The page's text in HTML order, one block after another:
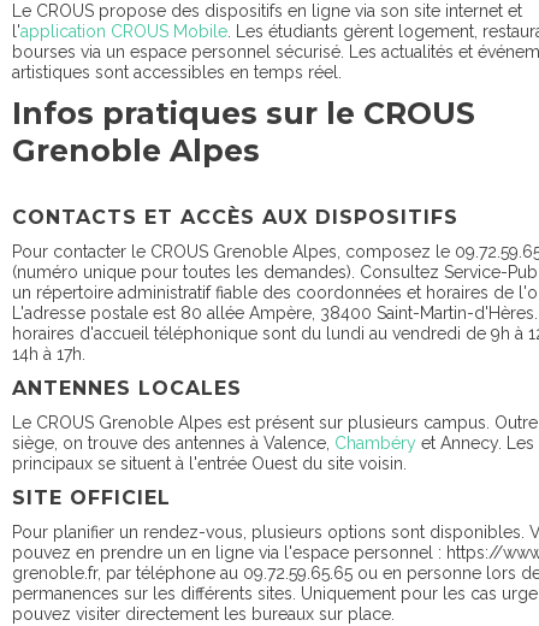
Le CROUS propose des dispositifs en ligne via son site internet et
l'application CROUS Mobile . Les étudiants gèrent logement,
bourses via un espace personnel sécurisé. Les actualités et
artistiques sont accessibles en temps réel.
Infos pratiques sur le CROUS
Grenoble Alpes
CONTACTS ET ACCÈS AUX DISPOSITIFS
Pour contacter le CROUS Grenoble Alpes, composez le
(numéro unique pour toutes les demandes). Consultez Service-
un répertoire administratif fiable des coordonnées et horaires de
L'adresse postale est 80 allée Ampère, 38400 Saint-Martin-
horaires d'accueil téléphonique sont du lundi au vendredi de 9h à
14h à 17h.
ANTENNES LOCALES
Le CROUS Grenoble Alpes est présent sur plusieurs campus.
siège, on trouve des antennes à Valence, Chambéry et Annecy.
principaux se situent à l'entrée Ouest du site voisin.
SITE OFFICIEL
Pour planifier un rendez-vous, plusieurs options sont disponibles.
pouvez en prendre un en ligne via l'espace personnel : https://
grenoble.fr, par téléphone au 09.72.59.65.65 ou en personne lors
permanences sur les différents sites. Uniquement pour les cas
pouvez visiter directement les bureaux sur place.